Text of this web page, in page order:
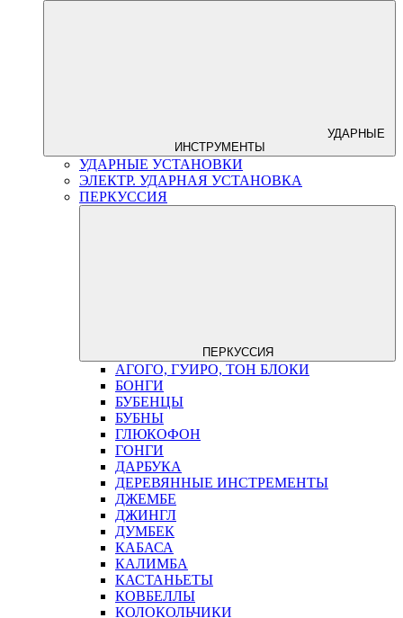
УДАРНЫЕ
ИНСТРУМЕНТЫ
УДАРНЫЕ УСТАНОВКИ
ЭЛЕКТР. УДАРНАЯ УСТАНОВКА
ПЕРКУССИЯ
ПЕРКУССИЯ
АГОГО, ГУИРО, ТОН БЛОКИ
БОНГИ
БУБЕНЦЫ
БУБНЫ
ГЛЮКОФОН
ГОНГИ
ДАРБУКА
ДЕРЕВЯННЫЕ ИНСТРЕМЕНТЫ
ДЖЕМБЕ
ДЖИНГЛ
ДУМБЕК
КАБАСА
КАЛИМБА
КАСТАНЬЕТЫ
КОВБЕЛЛЫ
КОЛОКОЛЬЧИКИ